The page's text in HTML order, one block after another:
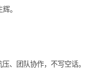
，展示出你对未来的规划
开放性问题回答的质量，